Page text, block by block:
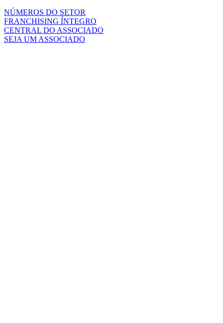
NÚMEROS DO SETOR
FRANCHISING ÍNTEGRO
CENTRAL DO ASSOCIADO
SEJA UM ASSOCIADO